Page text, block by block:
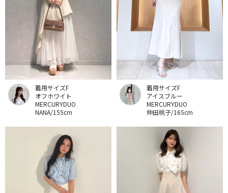
着用サイズF
オフホワイト
MERCURYDUO
NANA/155cm
着用サイズF
アイスブルー
MERCURYDUO
仲田桃子/165cm